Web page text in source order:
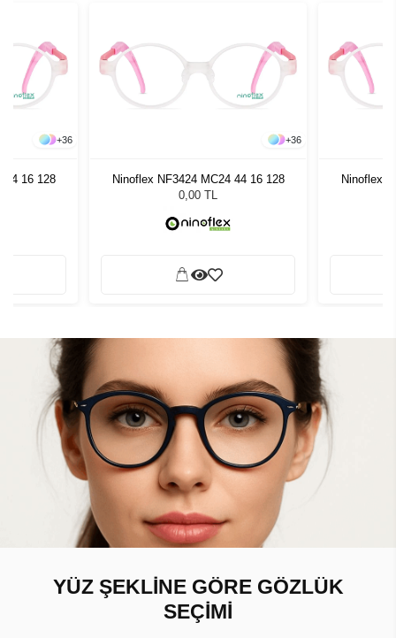
+36
44 16 128
+36
Ninoflex NF3424 MC24 44 16 128
0,00 TL
Ninoflex
YÜZ ŞEKLİNE GÖRE GÖZLÜK
SEÇİMİ